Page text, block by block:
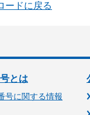
ードに戻る
とは
号に関する情報